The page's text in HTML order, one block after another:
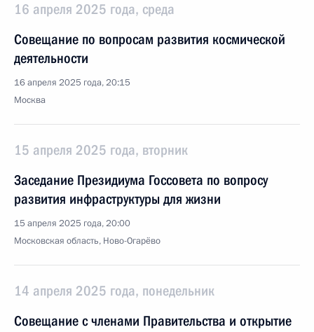
16 апреля 2025 года, среда
Совещание по вопросам развития космической
деятельности
16 апреля 2025 года, 20:15
Москва
15 апреля 2025 года, вторник
Заседание Президиума Госсовета по вопросу
развития инфраструктуры для жизни
15 апреля 2025 года, 20:00
Московская область, Ново-Огарёво
14 апреля 2025 года, понедельник
Совещание с членами Правительства и открытие